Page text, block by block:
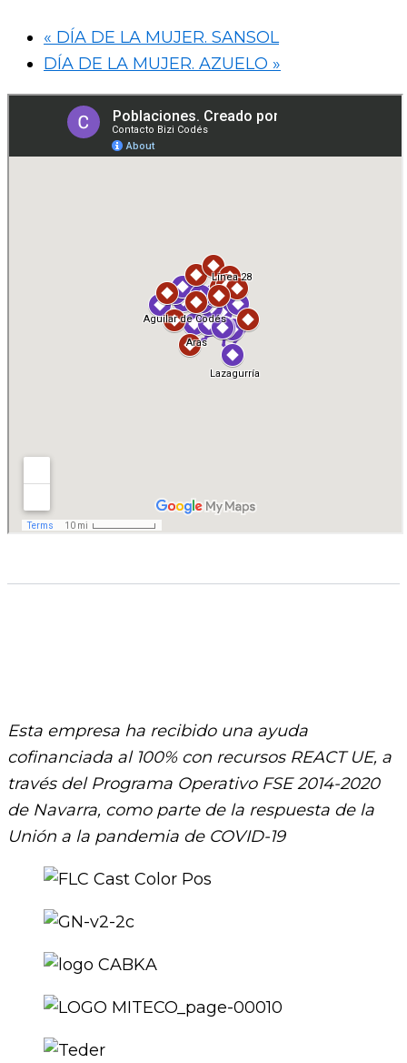
« DÍA DE LA MUJER. SANSOL
DÍA DE LA MUJER. AZUELO »
Esta empresa ha recibido una ayuda
cofinanciada al 100% con recursos REACT UE, a
través del Programa Operativo FSE 2014-2020
de Navarra, como parte de la respuesta de la
Unión a la pandemia de COVID-19